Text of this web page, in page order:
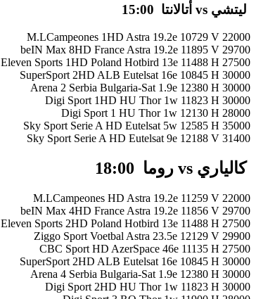
ليتشي vs أتالانتا 15:00
M.LCampeones 1HD Astra 19.2e 10729 V 22000
beIN Max 8HD France Astra 19.2e 11895 V 29700
Eleven Sports 1HD Poland Hotbird 13e 11488 H 27500
SuperSport 2HD ALB Eutelsat 16e 10845 H 30000
Arena 2 Serbia Bulgaria-Sat 1.9e 12380 H 30000
Digi Sport 1HD HU Thor 1w 11823 H 30000
Digi Sport 1 HU Thor 1w 12130 H 28000
Sky Sport Serie A HD Eutelsat 5w 12585 H 35000
Sky Sport Serie A HD Eutelsat 9e 12188 V 31400
كالياري vs روما 18:00
M.LCampeones HD Astra 19.2e 11259 V 22000
beIN Max 4HD France Astra 19.2e 11856 V 29700
Eleven Sports 2HD Poland Hotbird 13e 11488 H 27500
Ziggo Sport Voetbal Astra 23.5e 12129 V 29900
CBC Sport HD AzerSpace 46e 11135 H 27500
SuperSport 2HD ALB Eutelsat 16e 10845 H 30000
Arena 4 Serbia Bulgaria-Sat 1.9e 12380 H 30000
Digi Sport 2HD HU Thor 1w 11823 H 30000